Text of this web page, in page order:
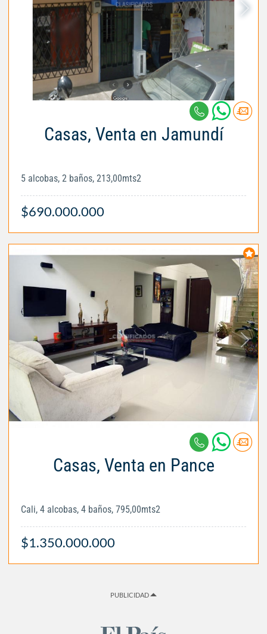
Casas, Venta en Jamundí
5 alcobas, 2 baños, 213,00mts2
$690.000.000
Casas, Venta en Pance
Cali, 4 alcobas, 4 baños, 795,00mts2
$1.350.000.000
PUBLICIDAD